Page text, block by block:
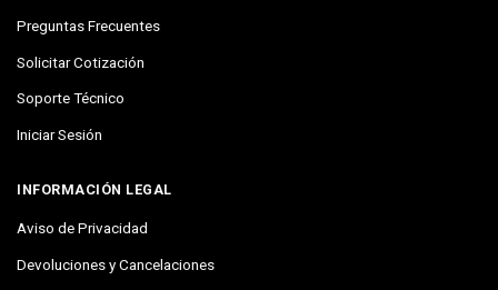
Preguntas Frecuentes
Solicitar Cotización
Soporte Técnico
Iniciar Sesión
INFORMACIÓN LEGAL
Aviso de Privacidad
Devoluciones y Cancelaciones